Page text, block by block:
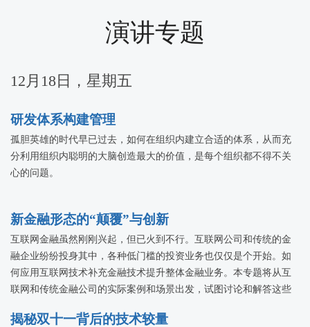
演讲专题
12月18日，星期五
研发体系构建管理
孤胆英雄的时代早已过去，如何在组织内建立合适的体系，从而充
分利用组织内聪明的大脑创造最大的价值，是每个组织都不得不关
心的问题。
新金融形态的“颠覆”与创新
互联网金融虽然刚刚兴起，但已火到不行。互联网公司和传统的金
融企业纷纷投身其中，各种低门槛的投资业务也仅仅是个开始。如
何应用互联网技术补充金融技术提升整体金融业务。本专题将从互
联网和传统金融公司的实际案例和场景出发，试图讨论和解答这些
揭秘双十一背后的技术较量